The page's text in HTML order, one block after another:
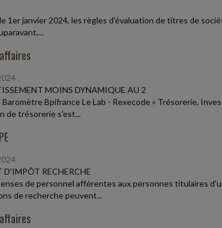
1er janvier 2024, les règles d'évaluation de titres de
MOINS DYNAMIQUE AU 2
Baromètre Bpifrance Le Lab - Rexecode « Trésorerie,
de trésorerie s'est...
D'IMPÔT RECHERCHE
de personnel afférentes aux personnes titulaires
de recherche peuvent...